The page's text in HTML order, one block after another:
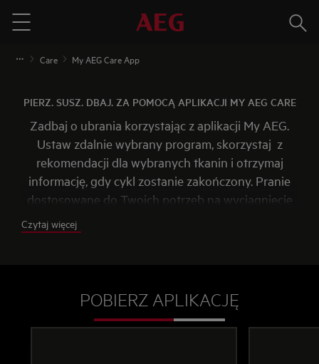
Menu
Care My AEG Care App
PIERZ. SUSZ. DBAJ. ZA POMOCĄ APLIKACJI MY AEG CARE
Zadbaj o ubrania korzystając z aplikacji My AEG.
Ustaw zdalnie wybrany program, skorzystaj z
rekomendacji dla wybranych tkanin i otrzymaj
informację, gdy cykl zostanie zakończony. Pranie
dostosowane do Twoich potrzeb na wyciągnięcie
Czytaj więcej
POBIERZ APLIKACJĘ